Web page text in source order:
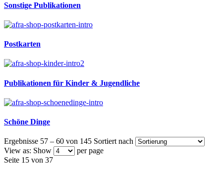
Sonstige Publikationen
Postkarten
Publikationen für Kinder & Jugendliche
Schöne Dinge
Ergebnisse 57 – 60 von 145 Sortiert nach
View as: Show
per page
Seite 15 von 37